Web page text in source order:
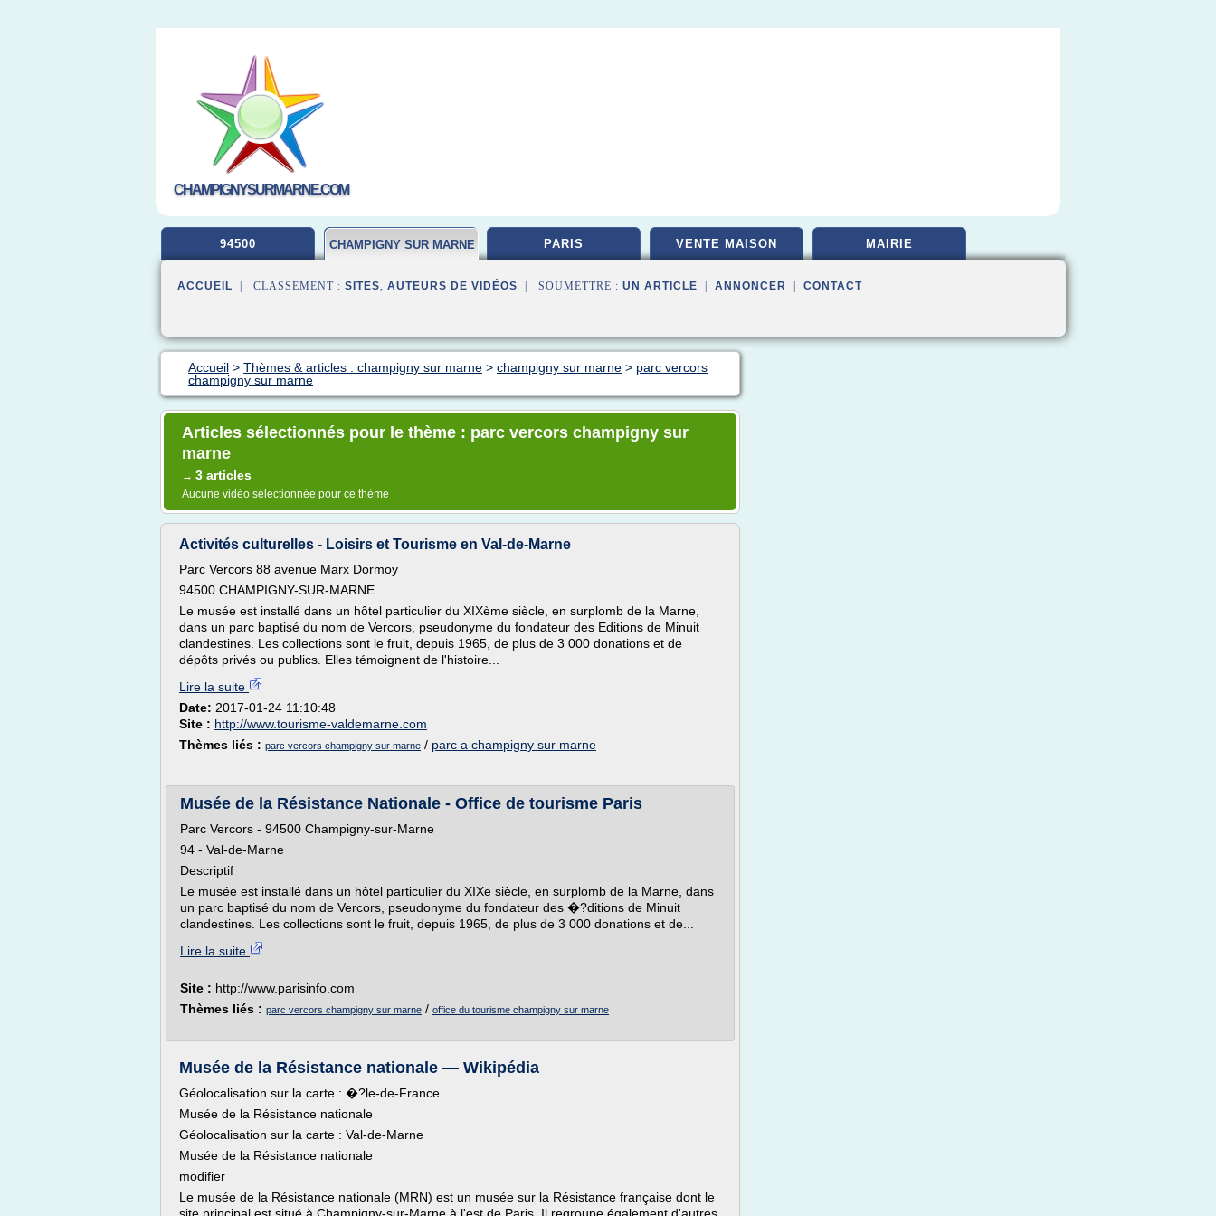
CHAMPIGNYSURMARNE.COM
94500 CHAMPIGNY SUR MARNE PARIS VENTE MAISON MAIRIE
ACCUEIL | CLASSEMENT : SITES, AUTEURS DE VIDÉOS | SOUMETTRE : UN ARTICLE ANNONCER CONTACT
Accueil > Thèmes & articles : champigny sur marne > champigny sur marne > parc vercors
champigny sur marne
Articles sélectionnés pour le thème : parc vercors champigny sur
marne
→ 3 articles
Aucune vidéo sélectionnée pour ce thème
Activités culturelles - Loisirs et Tourisme en Val-de-Marne
Parc Vercors 88 avenue Marx Dormoy
94500 CHAMPIGNY-SUR-MARNE
Le musée est installé dans un hôtel particulier du XIXème siècle, en surplomb de la Marne,
dans un parc baptisé du nom de Vercors, pseudonyme du fondateur des Editions de Minuit
clandestines. Les collections sont le fruit, depuis 1965, de plus de 3 000 donations et de
dépôts privés ou publics. Elles témoignent de l'histoire...
Lire la suite
Date: 2017-01-24 11:10:48
Site : http://www.tourisme-valdemarne.com
Thèmes liés : parc vercors champigny sur marne / parc a champigny sur marne
Musée de la Résistance Nationale - Office de tourisme Paris
Parc Vercors - 94500 Champigny-sur-Marne
94 - Val-de-Marne
Descriptif
Le musée est installé dans un hôtel particulier du XIXe siècle, en surplomb de la Marne, dans
un parc baptisé du nom de Vercors, pseudonyme du fondateur des �?ditions de Minuit
clandestines. Les collections sont le fruit, depuis 1965, de plus de 3 000 donations et de...
Lire la suite
Site : http://www.parisinfo.com
Thèmes liés : parc vercors champigny sur marne / office du tourisme champigny sur marne
Musée de la Résistance nationale — Wikipédia
Géolocalisation sur la carte : �?le-de-France
Musée de la Résistance nationale
Géolocalisation sur la carte : Val-de-Marne
Musée de la Résistance nationale
modifier
Le musée de la Résistance nationale (MRN) est un musée sur la Résistance française dont le